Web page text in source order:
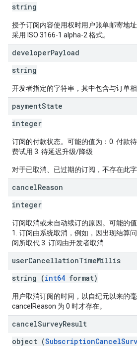
string
授予订阅内容使用权时用户账单邮寄地
采用 ISO 3166-1 alpha-2 格式。
developerPayload
string
开发者指定的字符串，其中包含与订单相
paymentState
integer
订阅的付款状态。可能的值为：0. 付款
费试用 3. 待延迟升级/降级
对于已取消、已过期的订阅，不存在此字
cancelReason
integer
订阅取消或未自动续订的原因。可能的
1. 订阅由系统取消，例如，因出现结算
阅所取代 3. 订阅由开发者取消
userCancellationTimeMillis
string (int64 format)
用户取消订阅的时间，以自纪元以来的
cancelReason 为 0 时才存在。
cancelSurveyResult
object (